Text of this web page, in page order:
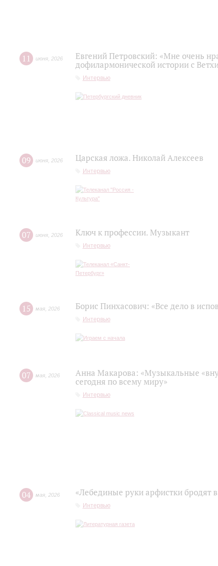
11 июня 2026
Евгений Петровский: «Мне очень
дофилармонической истории с
Интервью
09 июня 2026 Царская ложа. Николай Алексеев
Интервью
07 июня 2026 Ключ к профессии. Музыкант
Интервью
15 мая 2026 Борис Пинхасович: «Все дело в
Интервью
07 мая 2026
Анна Макарова: «Музыкальные
сегодня по всему миру»
Интервью
04 мая 2026 «Лебединые руки арфистки бродят
Интервью